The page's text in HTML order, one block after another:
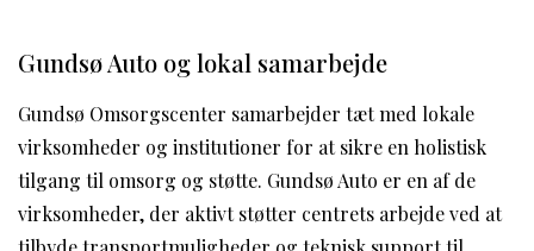
Gundsø Auto og lokal samarbejde
Gundsø Omsorgscenter samarbejder tæt med lokale
virksomheder og institutioner for at sikre en holistisk
tilgang til omsorg og støtte. Gundsø Auto er en af de
virksomheder, der aktivt støtter centrets arbejde ved at